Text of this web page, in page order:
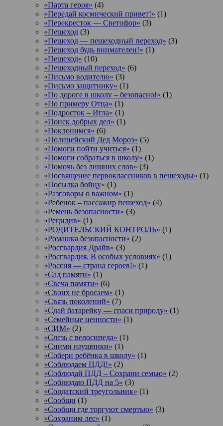
«Парта героя» (4)
«Передай космический привет!» (1)
«Перекресток — Светофор» (3)
«Пешеход (3)
«Пешеход — пешеходный переход» (3)
«Пешеход будь внимателен!» (1)
«Пешеход» (10)
«Пешеходный переход» (6)
«Письмо водителю» (3)
«Письмо защитнику» (1)
«По дороге в школу – безопасно!» (1)
«По примеру Отца» (1)
«Подросток ‒ Игла» (1)
«Поиск добрых дел» (1)
«Поклонимся» (6)
«Полицейский Дед Мороз» (5)
«Помоги пойти учиться» (1)
«Помоги собраться в школу» (1)
«Помочь без лишних слов» (3)
«Посвящение первоклассников в пешеходы» (1)
«Посылка бойцу» (1)
«Разговоры о важном» (1)
«Ребенок – пассажир пешеход» (4)
«Ремень безопасности» (3)
«Рецидив» (1)
«РОДИТЕЛЬСКИЙ КОНТРОЛЬ» (1)
«Ромашка безопасности» (2)
«Росгвардия Драйв» (3)
«Росгвардия. В особых условиях» (1)
«Россия — страна героев!» (1)
«Сад памяти» (1)
«Свеча памяти» (6)
«Своих не бросаем» (1)
«Связь поколений» (7)
«Сдай батарейку — спаси природу» (1)
«Семейные ценности» (1)
«СИМ» (2)
«Слезь с велосипеда» (1)
«Сними наушники» (1)
«Собери ребёнка в школу» (1)
«Соблюдаем ПДД!» (2)
«Соблюдай ПДД – Сохрани семью» (2)
«Соблюдаю ПДД на 5» (3)
«Солдатский треугольник» (1)
«Сообщи (1)
«Сообщи где торгуют смертью» (3)
«Сохраним лес» (1)